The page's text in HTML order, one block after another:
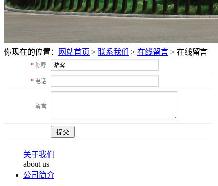
你现在的位置： 网站首页 > 联系我们 > 在线留言 > 在线留言
* 称呼
* 电话
留言
关于我们
about us
公司简介